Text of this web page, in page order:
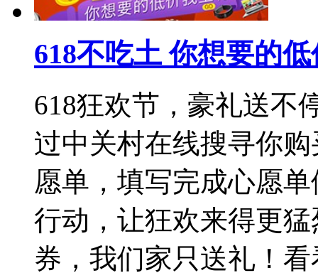
618不吃土 你想要的
618狂欢节，豪礼送不
过中关村在线搜寻你
愿单，填写完成心愿
行动，让狂欢来得更
券，我们家只送礼！